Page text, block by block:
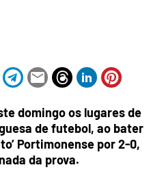
domingo os lugares de
de futebol, ao bater
Portimonense por 2-0,
da prova.